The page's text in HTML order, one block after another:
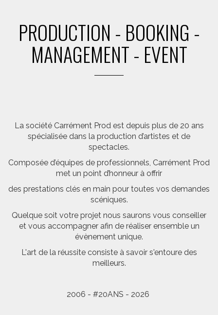
PRODUCTION - BOOKING -
MANAGEMENT - EVENT
La société Carrément Prod est depuis plus de 20 ans
spécialisée dans la production d’artistes et de
spectacles.
Composée d’équipes de professionnels, Carrément Prod
met un point d’honneur à offrir
des prestations clés en main pour toutes vos demandes
scéniques.
Quelque soit votre projet nous saurons vous conseiller
et vous accompagner afin de réaliser ensemble un
évènement unique.
L'art de la réussite consiste à savoir s'entoure des
meilleurs.
2006 - #20ANS - 2026